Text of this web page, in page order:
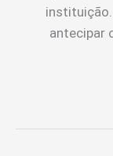
antecipar